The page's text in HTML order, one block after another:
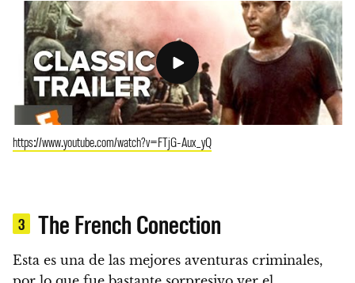
https://www.youtube.com/watch?v=FTjG-Aux_yQ
3 The French Conection
Esta es una de las mejores aventuras criminales,